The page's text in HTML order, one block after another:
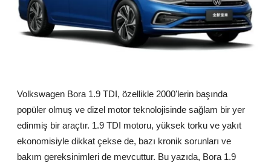
Sürüş & Güvenlik
LPG & Yakıt
Elektrik & Akü
Klima & Konfor
Volkswagen Bora 1.9 TDI, özellikle 2000'lerin başında
popüler olmuş ve dizel motor teknolojisinde sağlam bir yer
edinmiş bir araçtır. 1.9 TDI motoru, yüksek torku ve yakıt
ekonomisiyle dikkat çekse de, bazı kronik sorunları ve
bakım gereksinimleri de mevcuttur. Bu yazıda, Bora 1.9